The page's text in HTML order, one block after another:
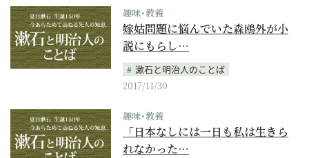
趣味･教養
嫁姑問題に悩んでいた森鴎外が小
説にもらし…
漱石と明治人のことば
2017/11/30
趣味･教養
「日本なしには一日も私は生きら
れなかった…